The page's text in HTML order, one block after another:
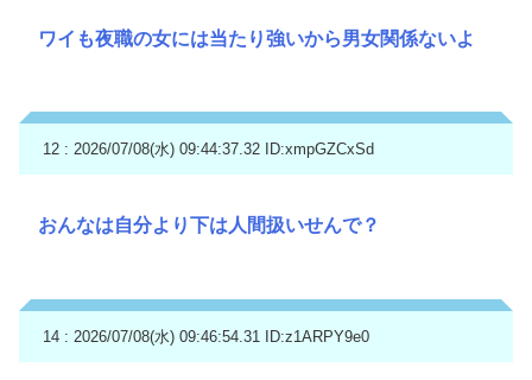
ワイも夜職の女には当たり強いから男女関係ないよ
12 : 2026/07/08(水) 09:44:37.32 ID:xmpGZCxSd
おんなは自分より下は人間扱いせんで？
14 : 2026/07/08(水) 09:46:54.31 ID:z1ARPY9e0